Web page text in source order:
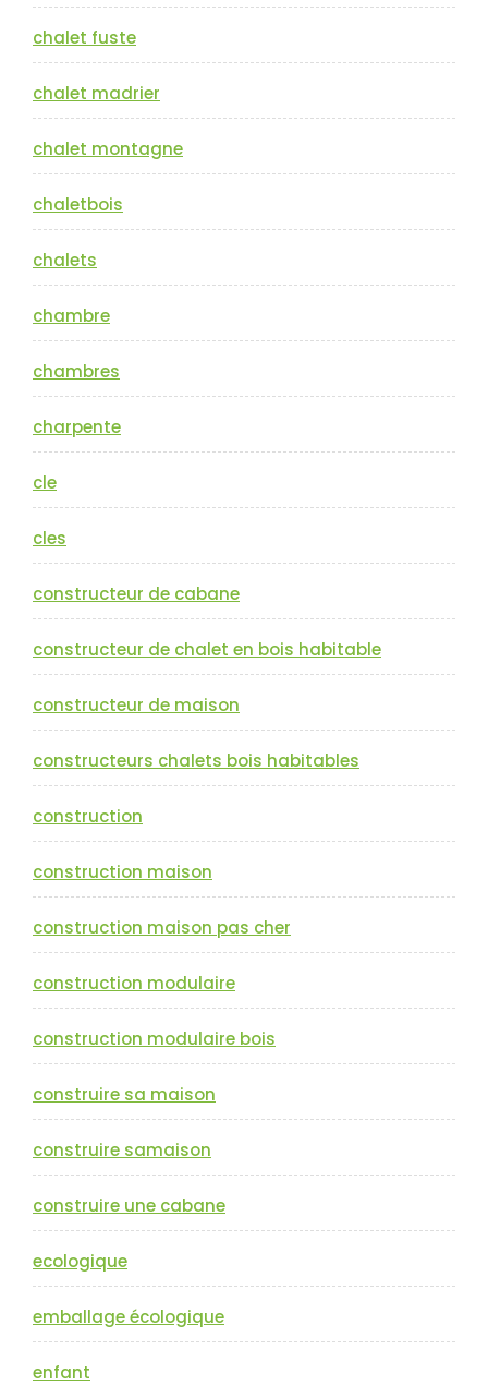
chalet fuste
chalet madrier
chalet montagne
chaletbois
chalets
chambre
chambres
charpente
cle
cles
constructeur de cabane
constructeur de chalet en bois habitable
constructeur de maison
constructeurs chalets bois habitables
construction
construction maison
construction maison pas cher
construction modulaire
construction modulaire bois
construire sa maison
construire samaison
construire une cabane
ecologique
emballage écologique
enfant